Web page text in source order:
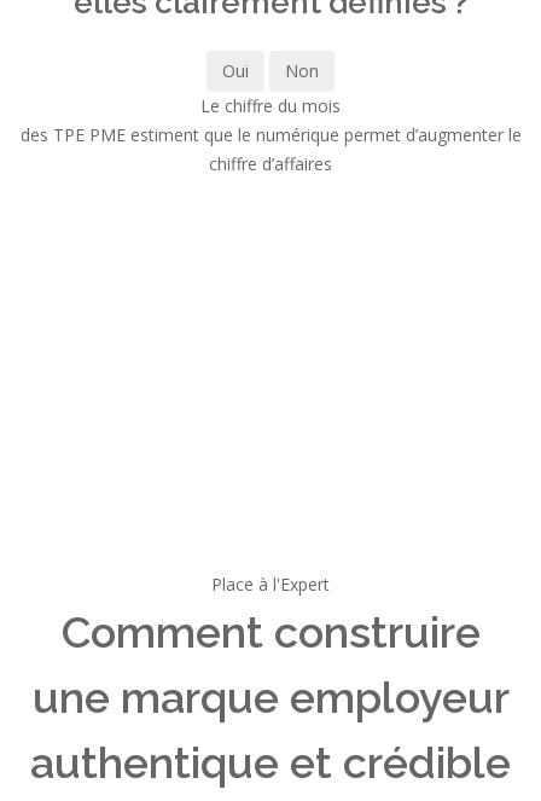
Oui
Non
Le chiffre du mois
des TPE PME estiment que le numérique permet d’augmenter le
chiffre d’affaires
Place à l'Expert
Comment construire
une marque employeur
authentique et crédible